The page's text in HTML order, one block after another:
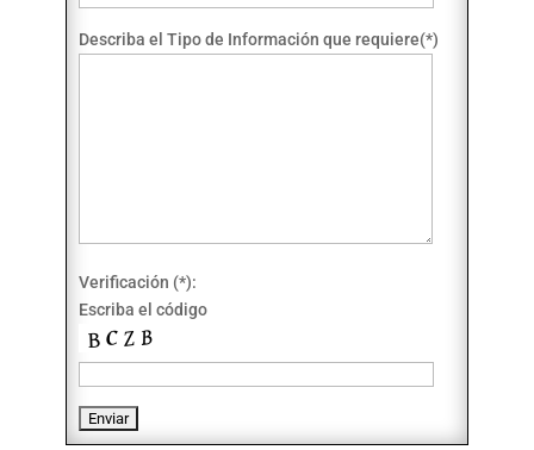
Describa el Tipo de Información que requiere(*)
Verificación (*):
Escriba el código